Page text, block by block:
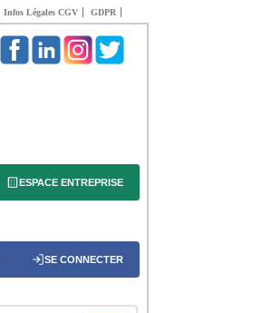
Infos Légales CGV GDPR
ESPACE ENTREPRISE
SE CONNECTER